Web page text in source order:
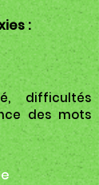
:
difficultés
des mots